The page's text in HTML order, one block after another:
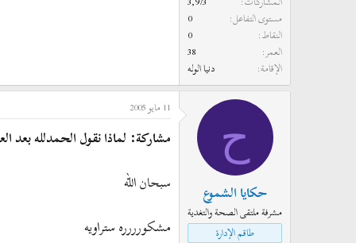
مستوى التفاعل
0
النقاط
0
العمر
38
الإقامة
دنيا الوله
ح
حكايا الشموع
مشرفة ملتقى الصحة والتغدية
طاقم الإدارة
11 مايو 2005
مشاركة: لماذا نقول الحمدلله بعد
سبحان الله
مشكورررره ستراويه